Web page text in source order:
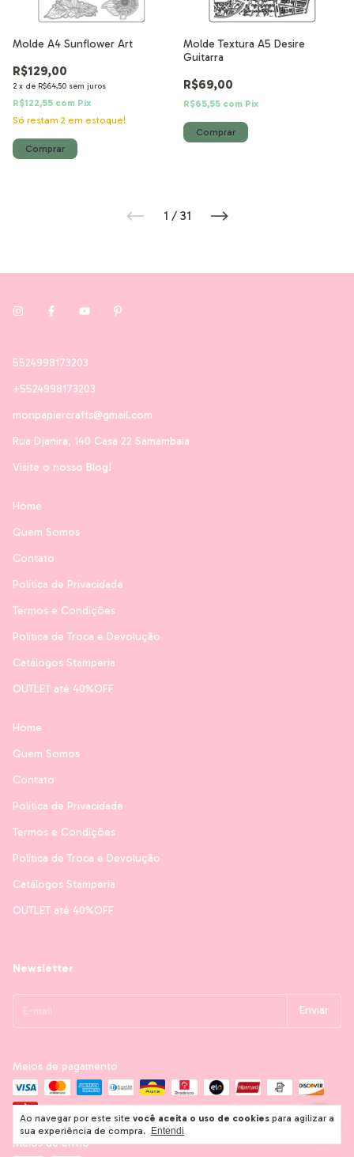
Ao navegar por este site você aceita o uso de cookies para agilizar a
sua experiência de compra.
Entendi
Molde A4 Sunflower Art
R$129,00
2 x de R$64,50 sem juros
R$122,55 com Pix
Só restam 2 em estoque!
Molde Textura A5 Desire
Guitarra
R$69,00
R$65,55 com Pix
1 / 31
5524998173203
+5524998173203
monpapiercrafts@gmail.com
Rua Djanira, 140 Casa 22 Samambaia
Visite o nosso Blog!
Home
Quem Somos
Contato
Política de Privacidade
Termos e Condições
Política de Troca e Devolução
Catálogos Stamperia
OUTLET até 40%OFF
Home
Quem Somos
Contato
Política de Privacidade
Termos e Condições
Política de Troca e Devolução
Catálogos Stamperia
OUTLET até 40%OFF
Newsletter
Meios de pagamento
Meios de envio